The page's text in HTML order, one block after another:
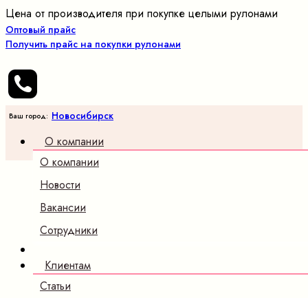
Цена от производителя при покупке целыми рулонами
Оптовый прайс
Получить прайс на покупки рулонами
Ваш город: Новосибирск
О компании
О компании
Новости
Вакансии
Сотрудники
Клиентам
Статьи